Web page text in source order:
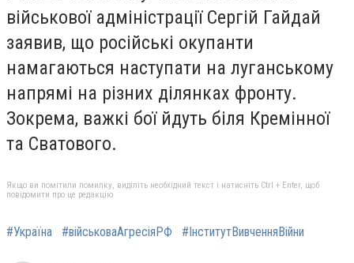
військової адміністрації Сергій Гайдай
заявив, що російські окупанти
намагаються наступати на луганському
напрямі на різних ділянках фронту.
Зокрема, важкі бої йдуть біля Кремінної
та Сватового.
Якщо ви помітили помилку, виділіть необхідний текст і натисніть Ctrl + Enter, щоб
повідомити про це редакцію
#Україна #військоваАгресіяРФ #ІнститутВивченняВійни